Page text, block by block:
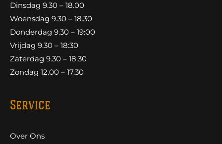
Dinsdag 9.30 – 18.00
Woensdag 9.30 – 18.30
Donderdag 9.30 – 19:00
Vrijdag 9.30 – 18:30
Zaterdag 9.30 – 18.30
Zondag 12.00 – 17.30
Service
Over Ons